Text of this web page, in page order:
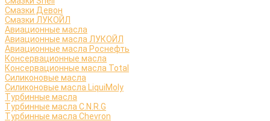
Смазки Девон
Смазки ЛУКОЙЛ
Авиационные масла
Авиационные масла ЛУКОЙЛ
Авиационные масла Роснефть
Консервационные масла
Консервационные масла Total
Силиконовые масла
Силиконовые масла LiquiMoly
Турбинные масла
Турбинные масла C.N.R.G
Турбинные масла Chevron